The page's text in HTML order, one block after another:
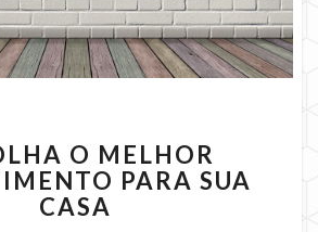
O
MELHOR
REVESTIMENTO
O MELHOR
PARA SUA
CASA